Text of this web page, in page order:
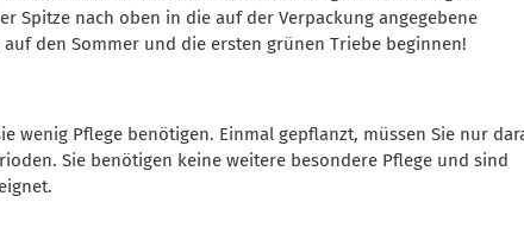
Spitze nach oben in die auf der Verpackung angegebene
den Sommer und die ersten grünen Triebe beginnen!
wenig Pflege benötigen. Einmal gepflanzt, müssen Sie nur
Sie benötigen keine weitere besondere Pflege und sind